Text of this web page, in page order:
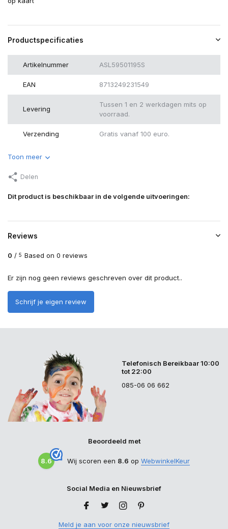
Productspecificaties
Artikelnummer ASL59501195S
EAN 8713249231549
Levering
Tussen 1 en 2 werkdagen mits op
voorraad.
Verzending Gratis vanaf 100 euro.
Toon meer
Delen
Dit product is beschikbaar in de volgende uitvoeringen:
Reviews
0 / 5 Based on 0 reviews
Er zijn nog geen reviews geschreven over dit product..
Schrijf je eigen review
Telefonisch Bereikbaar 10:00
tot 22:00
085-06 06 662
Beoordeeld met
8.6 Wij scoren een 8.6 op WebwinkelKeur
Social Media en Nieuwsbrief
Meld je aan voor onze nieuwsbrief